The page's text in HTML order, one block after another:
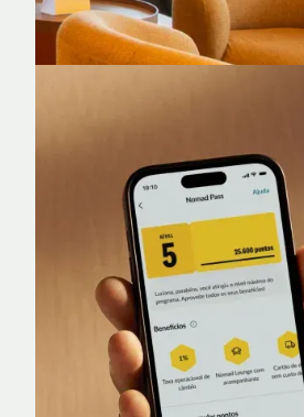
Nomad Lounge
Sala VIP no Aeroporto de